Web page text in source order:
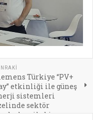
Türkiye “PV+
etkinliği ile güneş
sistemleri
sektör
ile bir araya